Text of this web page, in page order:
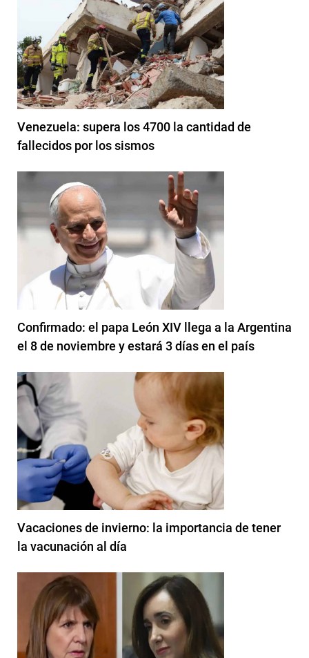
Venezuela: supera los 4700 la cantidad de
fallecidos por los sismos
Confirmado: el papa León XIV llega a la Argentina
el 8 de noviembre y estará 3 días en el país
Vacaciones de invierno: la importancia de tener
la vacunación al día